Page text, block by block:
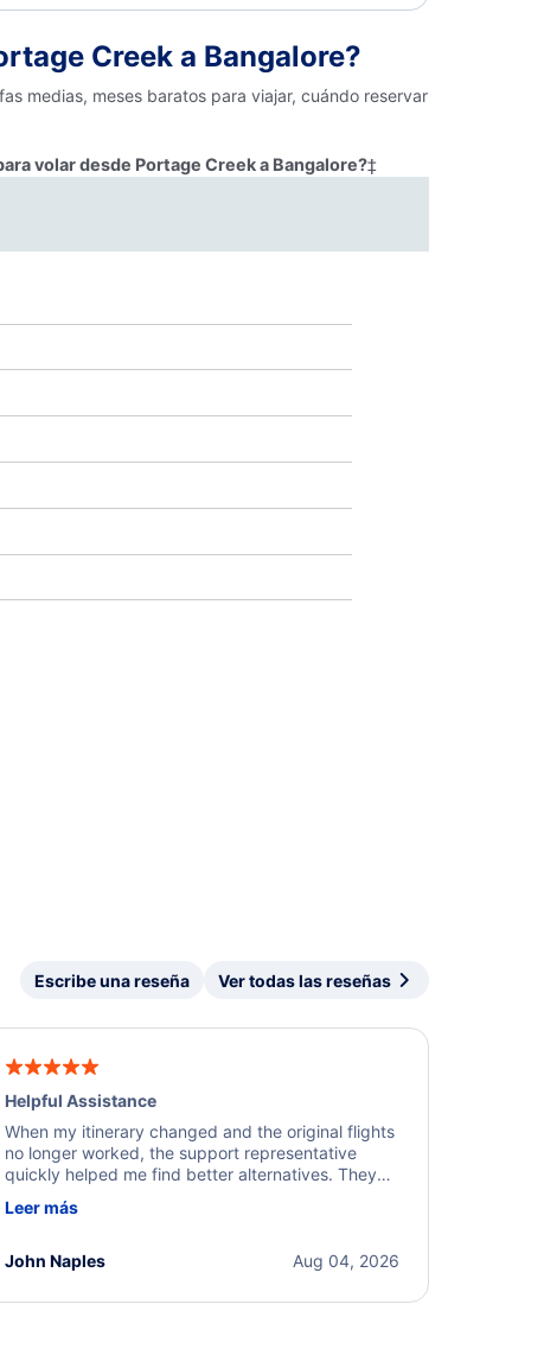
Creek a Bangalore?
medias, meses baratos para viajar, cuándo reservar
volar desde Portage Creek a Bangalore?‡
Escribe una reseña Ver todas las reseñas
Helpful Assistance
When my itinerary changed and the original flights
no longer worked, the support representative
quickly helped me find better alternatives. They
beyond to resolve the issue. I'm grateful for the
Leer más
Aug 04, 2026
John Naples